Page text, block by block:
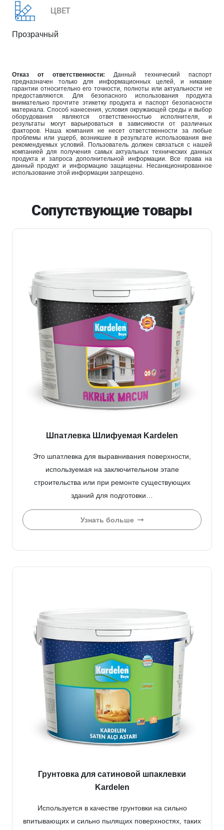
ЦВЕТ
Прозрачный
Отказ от ответственности: Данный технический паспорт
предназначен только для информационных целей, и никакие
гарантии относительно его точности, полноты или актуальности не
предоставляются. Для безопасного использования продукта
внимательно прочтите этикетку продукта и паспорт безопасности
материала. Способ нанесения, условия окружающей среды и выбор
оборудования являются ответственностью исполнителя, и
результаты могут варьироваться в зависимости от различных
факторов. Наша компания не несет ответственности за любые
проблемы или ущерб, возникшие в результате использования вне
рекомендуемых условий. Пользователь должен связаться с нашей
компанией для получения самых актуальных технических данных
продукта и запроса дополнительной информации. Все права на
данный продукт и информацию защищены. Несанкционированное
использование этой информации запрещено.
Сопутствующие товары
Шпатлевка Шлифуемая Kardelen
Это шпатлевка для выравнивания поверхности,
используемая на заключительном этапе
строительства или при ремонте существующих
зданий для подготовки…
Узнать больше
Грунтовка для сатиновой шпаклевки
Kardelen
Используется в качестве грунтовки на сильно
впитывающих и сильно пылящих поверхностях, таких